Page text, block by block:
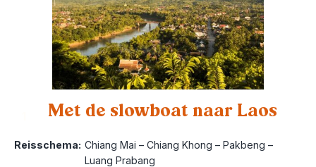
Met de slowboat naar Laos
Reisschema: Chiang Mai – Chiang Khong – Pakbeng –
Luang Prabang